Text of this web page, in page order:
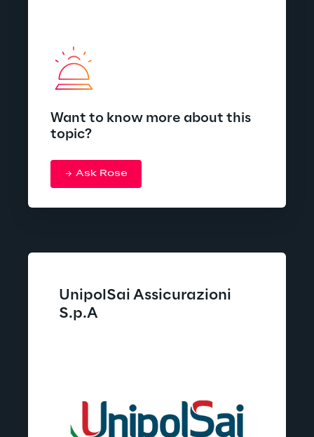
Want to know more about this
topic?
Ask Rose
UnipolSai Assicurazioni
S.p.A